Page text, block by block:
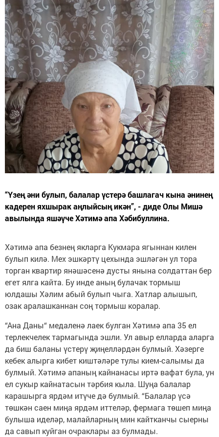
“Үзең әни булып, балалар үстерә башлагач кына әнинең
кадерен яхшырак аңлыйсың икән”, - диде Олы Мишә
авылында яшәүче Хәтимә апа Хәбибуллина.
Хәтимә апа безнең якларга Кукмара ягыннан килен
булып килә. Мех эшкәртү цехында эшләгән ул тора
торган квартир янәшәсенә дусты янына солдаттан бер
егет ялга кайта. Бу инде аның булачак тормыш
юлдашы Хәлим абый булып чыга. Хатлар алышып,
озак аралашканнан соң тормыш коралар.
“Ана Даны“ медаленә лаек булган Хәтимә апа 35 ел
терлекчелек тармагында эшли. Ул авыр елларда аларга
да биш баланы үстерү җиңелләрдән булмый. Хәзерге
кебек алырга кибет киштәләре тулы кием-салымы да
булмый. Хәтимә апаның кайнанасы иртә вафат була, ун
ел сукыр кайнатасын тәрбия кыла. Шуңа балалар
карашырга ярдәм итүче дә булмый. “Балалар үсә
төшкән саен миңа ярдәм иттеләр, фермага төшеп миңа
булыша иделәр, малайларның мин кайтканчы сыерны
да савып куйган очраклары аз булмады.